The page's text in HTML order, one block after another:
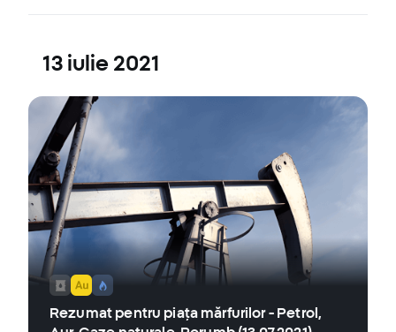
13 iulie 2021
Rezumat pentru piața mărfurilor - Petrol,